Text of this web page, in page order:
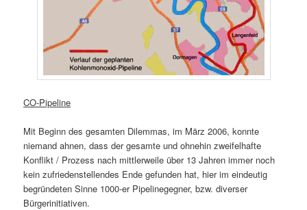
CO-Pipeline
Mit Beginn des gesamten Dilemmas, im März 2006, konnte
niemand ahnen, dass der gesamte und ohnehin zweifelhafte
Konflikt / Prozess nach mittlerweile über 13 Jahren immer noch
kein zufriedenstellendes Ende gefunden hat, hier im eindeutig
begründeten Sinne 1000-er Pipelinegegner, bzw. diverser
Bürgerinitiativen.